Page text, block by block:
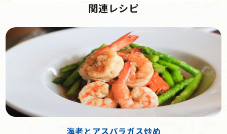
関連レシピ
海老とアスパラガス炒め